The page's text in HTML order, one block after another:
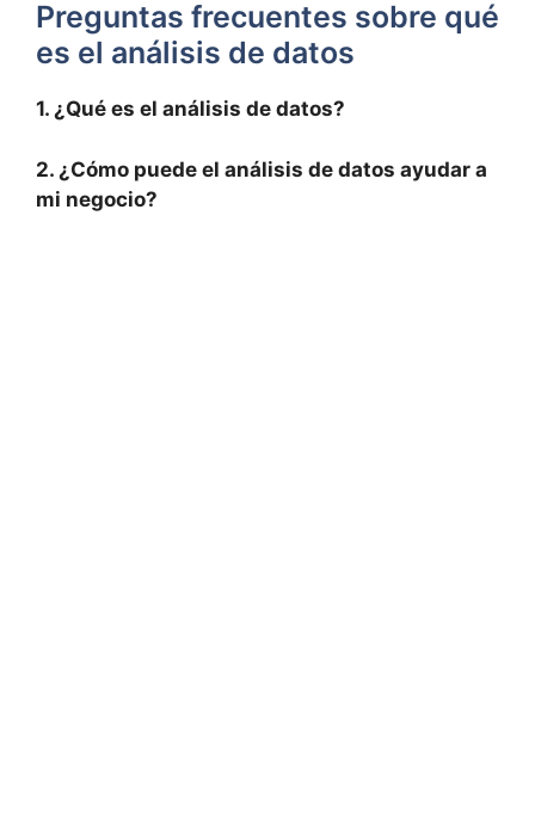
Preguntas frecuentes sobre qué
es el análisis de datos
1. ¿Qué es el análisis de datos?
2. ¿Cómo puede el análisis de datos ayudar a
mi negocio?